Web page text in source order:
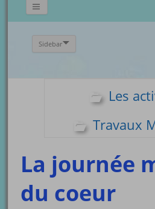
Sidebar
Les
Travaux
La journée
du coeur